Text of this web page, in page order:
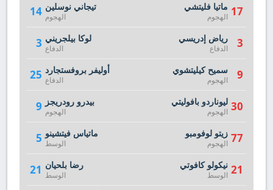
14 تيجاني نوسلين
الهجوم
3 لوكا بيلجريني
الدفاع
25 أوليفر بروفستجارد
الدفاع
9 بيدرو رودريجز
الهجوم
5 ماتياس فيتشينو
الوسط
21 رضا بلحيان
الوسط
17 ماتيا فليتشي
الهجوم
3 رياض إدريسي
الدفاع
9 سميح كيليتشوي
الهجوم
30 ليوناردو بافوليتي
الهجوم
77 زيتو لوفومبو
الهجوم
21 نيكولو كافوتي
الوسط